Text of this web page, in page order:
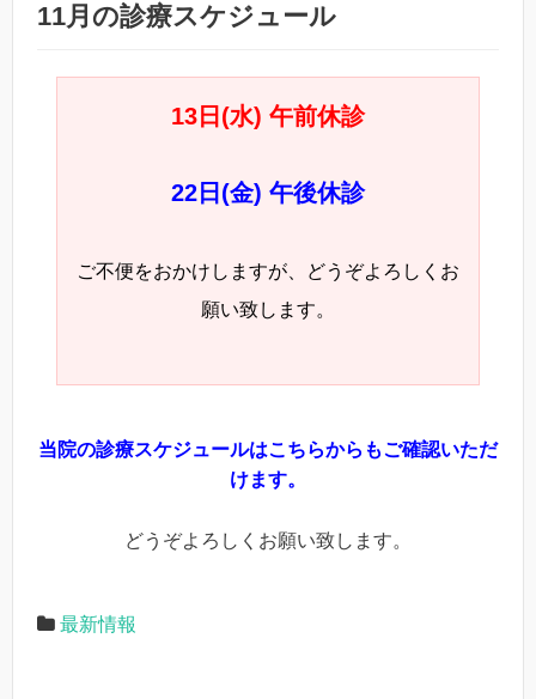
11月の診療スケジュール
13日(水) 午前休診
22日(金) 午後休診
ご不便をおかけしますが、どうぞよろしくお
願い致します。
当院の診療スケジュールはこちらからもご確認いただ
けます。
どうぞよろしくお願い致します。
最新情報